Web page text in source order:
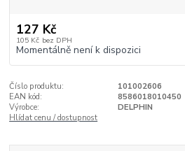
127 Kč
105 Kč bez DPH
Momentálně není k dispozici
Číslo produktu:
101002606
EAN kód:
8586018010450
Výrobce:
DELPHIN
Hlídat cenu / dostupnost